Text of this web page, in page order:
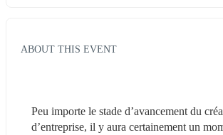
ABOUT THIS EVENT
Peu importe le stade d’avancement du
d’entreprise, il y aura certainement un